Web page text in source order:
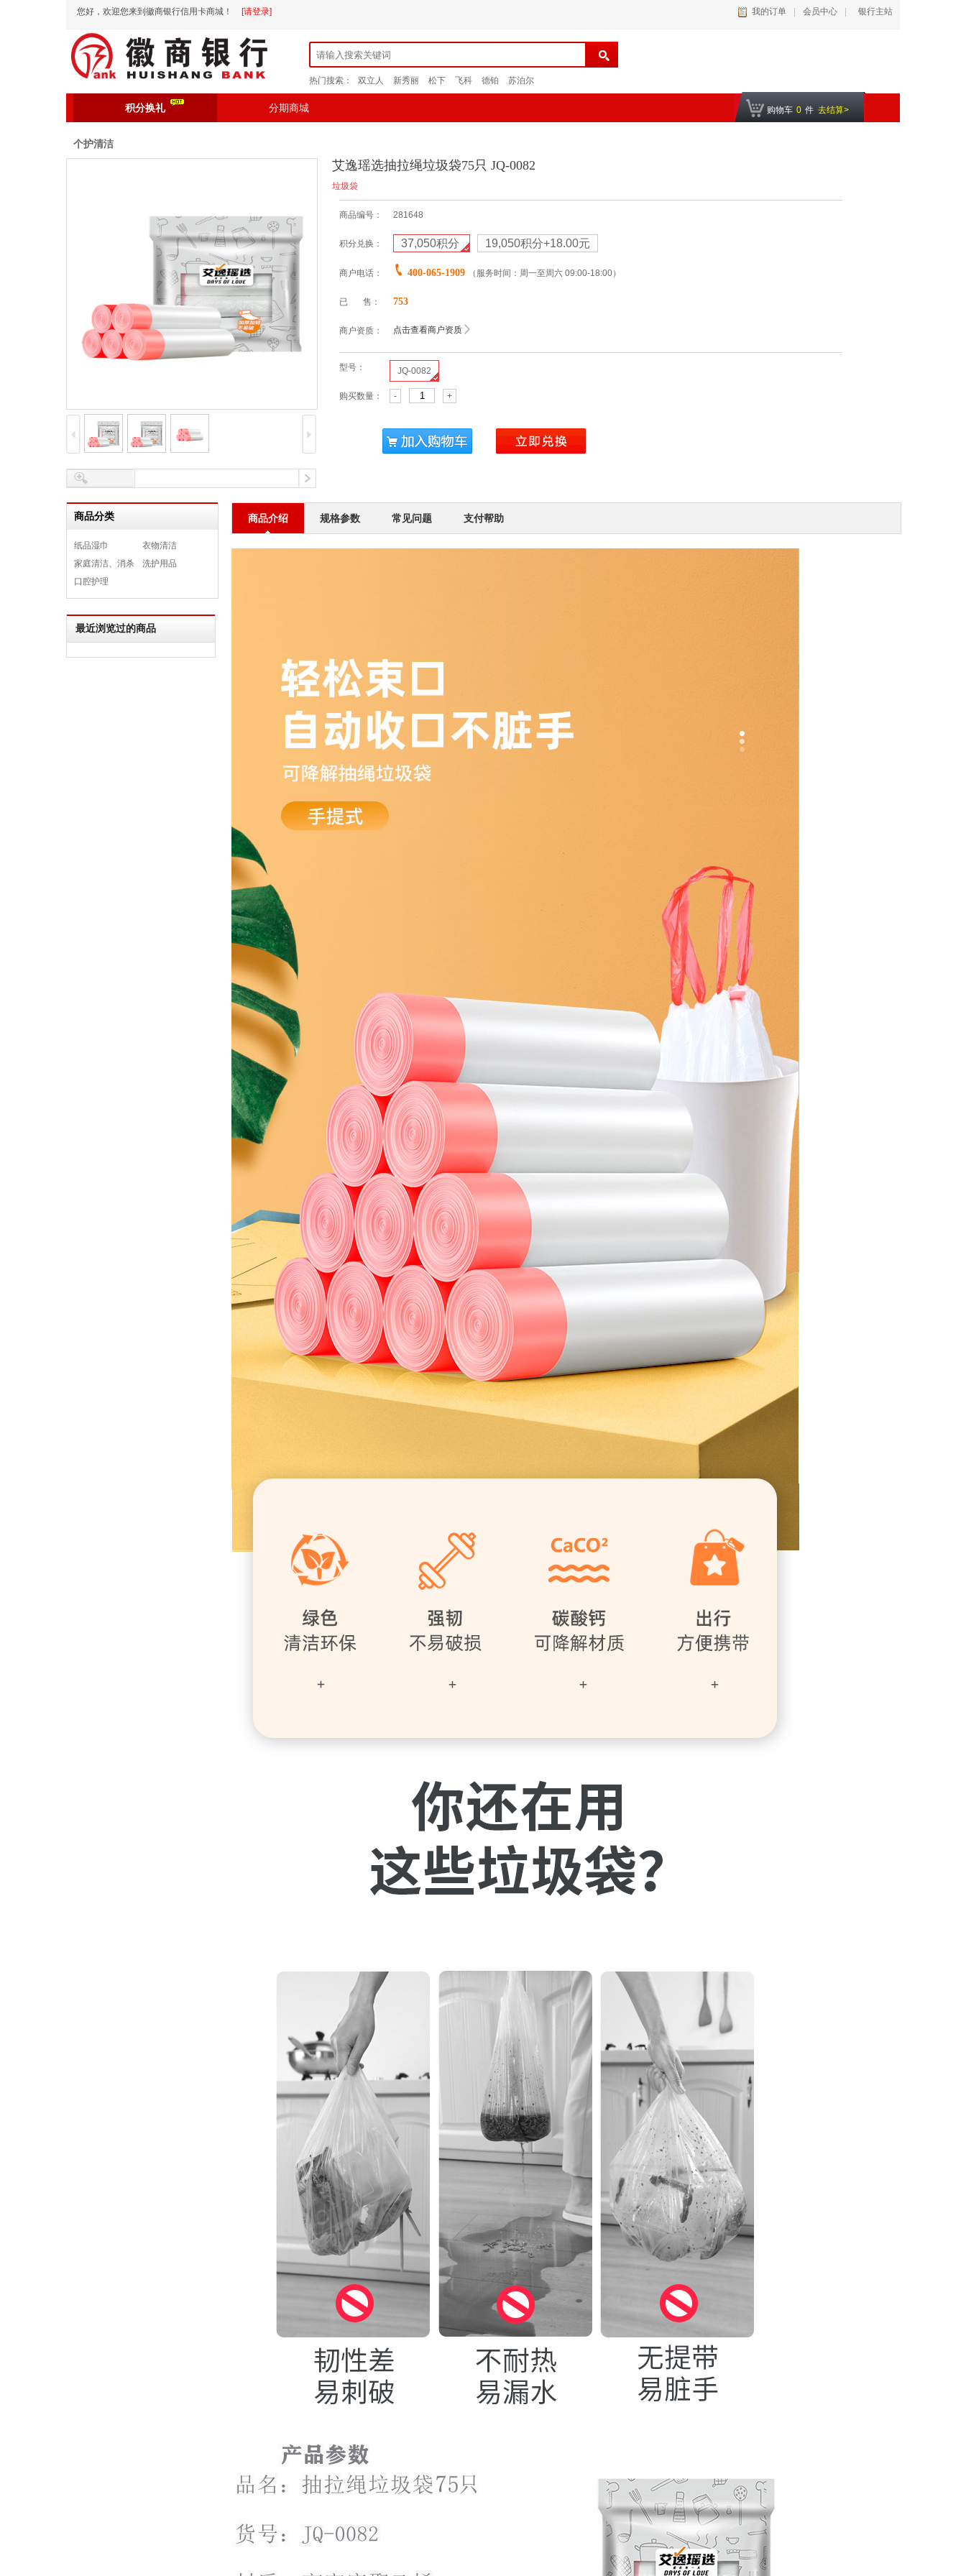
您好，欢迎您来到徽商银行信用卡商城！ [请登录] 我的订单 会员中心 银行主站
热门搜索： 双立人 新秀丽 松下 飞科 德铂 苏泊尔
积分换礼 分期商城 购物车 0 件 去结算>
个护清洁
艾逸瑶选抽拉绳垃圾袋75只 JQ-0082
垃圾袋
商品编号： 281648
积分兑换： 37,050积分 19,050积分+18.00元
商户电话： 400-065-1909 （服务时间：周一至周六 09:00-18:00）
已 售： 753
商户资质： 点击查看商户资质
型号： JQ-0082
购买数量： - +
商品分类
纸品湿巾
衣物清洁
家庭清洁、消杀
洗护用品
口腔护理
最近浏览过的商品
商品介绍 规格参数 常见问题 支付帮助